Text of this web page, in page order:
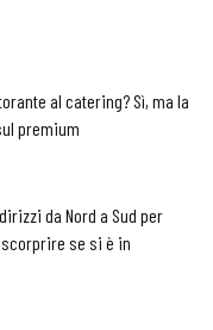
al catering? Sì, ma la
premium
da Nord a Sud per
se si è in